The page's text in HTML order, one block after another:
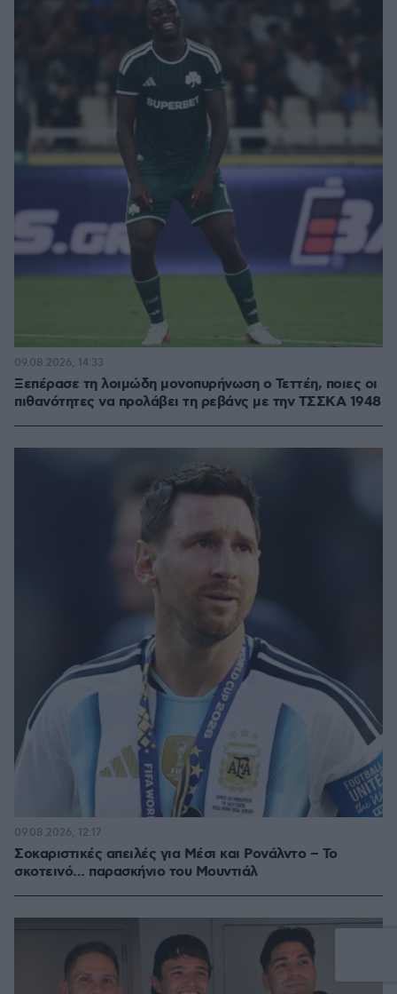
Ξεπέρασε τη λοιμώδη μονοπυρήνωση ο Τεττέη, ποιες οι
πιθανότητες να προλάβει τη ρεβάνς με την ΤΣΣΚΑ 1948
09.08.2026, 14:33
Σοκαριστικές απειλές για Μέσι και Ρονάλντο – Το
σκοτεινό… παρασκήνιο του Μουντιάλ
09.08.2026, 12:17